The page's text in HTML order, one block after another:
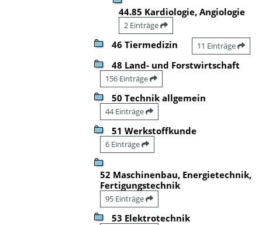
44.85 Kardiologie, Angiologie
2 Einträge
46 Tiermedizin 11 Einträge
48 Land- und Forstwirtschaft
156 Einträge
50 Technik allgemein
44 Einträge
51 Werkstoffkunde
6 Einträge
52 Maschinenbau, Energietechnik,
Fertigungstechnik
95 Einträge
53 Elektrotechnik